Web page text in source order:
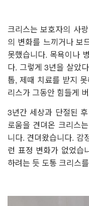
크리스는 보호자의 사
의 변화를 느끼거나 보
못했습니다. 목욕이나
다. 그렇게 3년을 살았
톱, 제때 치료를 받지
리스가 그동안 힘들게
3년간 세상과 단절된
로움을 견뎌온 크리스
니다. 견뎌왔습니다. 감
런 표정 변화가 없었습
하려는 듯 도통 크리스